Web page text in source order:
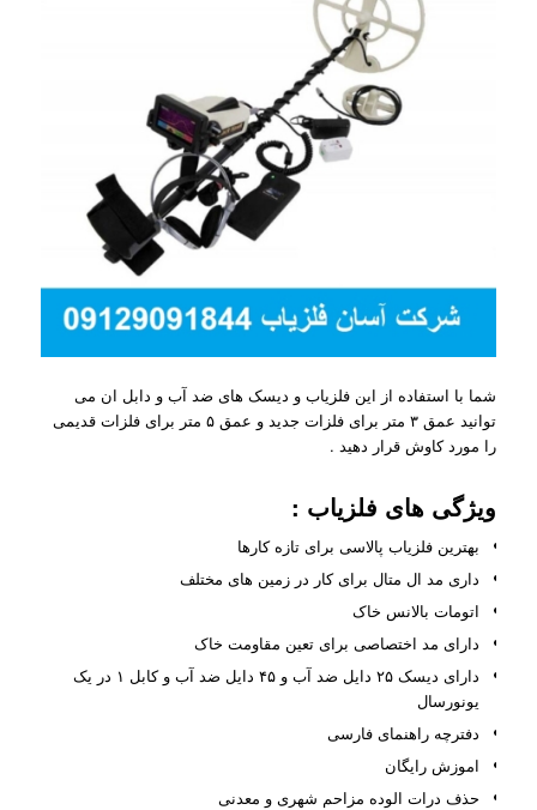
شما با استفاده از این فلزیاب و دیسک های ضد آب و دابل ان می
توانید عمق ۳ متر برای فلزات جدید و عمق ۵ متر برای فلزات قدیمی
را مورد کاوش قرار دهید .
ویژگی های فلزیاب :
بهترین فلزیاب پالاسی برای تازه کارها
داری مد ال متال برای کار در زمین های مختلف
اتومات بالانس خاک
دارای مد اختصاصی برای تعین مقاومت خاک
دارای دیسک ۲۵ دایل ضد آب و ۴۵ دایل ضد آب و کابل ۱ در یک
یونورسال
دفترچه راهنمای فارسی
اموزش رایگان
حذف درات الوده مزاحم شهری و معدنی